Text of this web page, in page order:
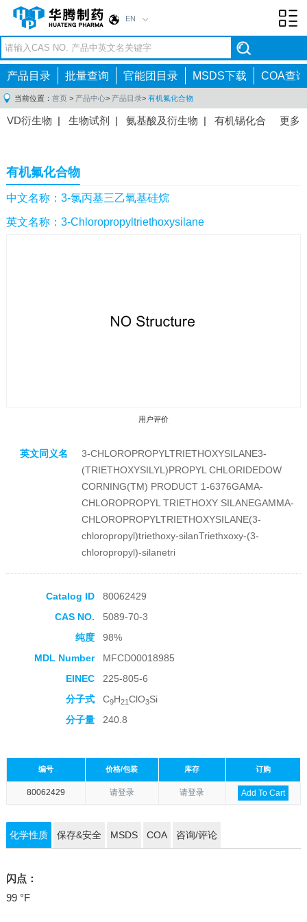
EN
产品目录 批量查询 官能团目录 MSDS下载 COA查询
当前位置： 首页 > 产品中心> 产品目录> 有机氟化合物
更多
VD衍生物 | 生物试剂 | 氨基酸及衍生物 | 有机锡化合
间体|抗高血压药物中间体
感染药物中间体|
体 |抗精神病药物中间体 |抗炎药物中间体
药中间体|其他原料药中间体|
有机氟化合物
中文名称：3-氯丙基三乙氧基硅烷
英文名称：3-Chloropropyltriethoxysilane
用户评价
收藏产品
英文同义名
3-CHLOROPROPYLTRIETHOXYSILANE3-
(TRIETHOXYSILYL)PROPYL CHLORIDEDOW
CORNING(TM) PRODUCT 1-6376GAMA-
CHLOROPROPYL TRIETHOXY SILANEGAMMA-
CHLOROPROPYLTRIETHOXYSILANE(3-
chloropropyl)triethoxy-silanTriethxoxy-(3-
chloropropyl)-silanetri
Catalog ID
80062429
CAS NO.
5089-70-3
纯度
98%
MDL Number
MFCD00018985
EINEC
225-805-6
分子式
C9H21ClO3Si
分子量
240.8
编号 价格/包装 库存 订购
80062429 请登录 请登录 Add To Cart
化学性质 保存&安全 MSDS COA 咨询/评论
闪点：
99 °F